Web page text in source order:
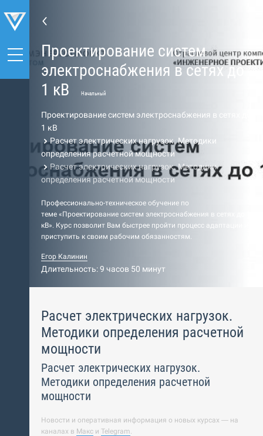
Проектирование систем
электроснабжения в сетях до
1 кВ
Начальный
Проектирование систем электроснабжения в сетях до
1 кВ
Расчет электрических нагрузок. Методики
определения расчетной мощности
Расчет электрических нагрузок. Методики
определения расчетной мощности
Профессионально-техническое обучение по
теме «Проектирование систем электроснабжения в сетях до 1
кВ». Курс позволит Вам быстрее пройти процесс адаптации и
приступить к своим рабочим обязанностям.
Егор Калинин
Длительность: 9 часов 50 минут
Расчет электрических нагрузок.
Методики определения расчетной
мощности
Расчет электрических нагрузок.
Методики определения расчетной
мощности
Новости и оперативная информация о новых курсах — на
каналах в Макс и Telegram.